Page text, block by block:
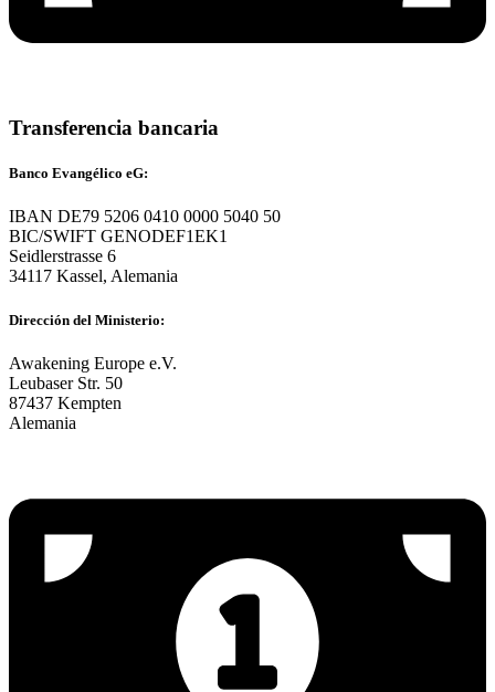
Transferencia bancaria
Banco Evangélico eG:
IBAN DE79 5206 0410 0000 5040 50
BIC/SWIFT GENODEF1EK1
Seidlerstrasse 6
34117 Kassel, Alemania
Dirección del Ministerio:
Awakening Europe e.V.
Leubaser Str. 50
87437 Kempten
Alemania